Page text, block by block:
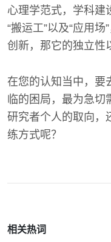
心理学范式，学科建
“搬运工”以及“应用
创新，那它的独立性
在您的认知当中，要
临的困局，最为急切
研究者个人的取向，
练方式呢？
相关热词